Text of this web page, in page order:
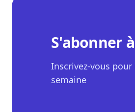
S'abonner
Inscrivez-vous
semaine